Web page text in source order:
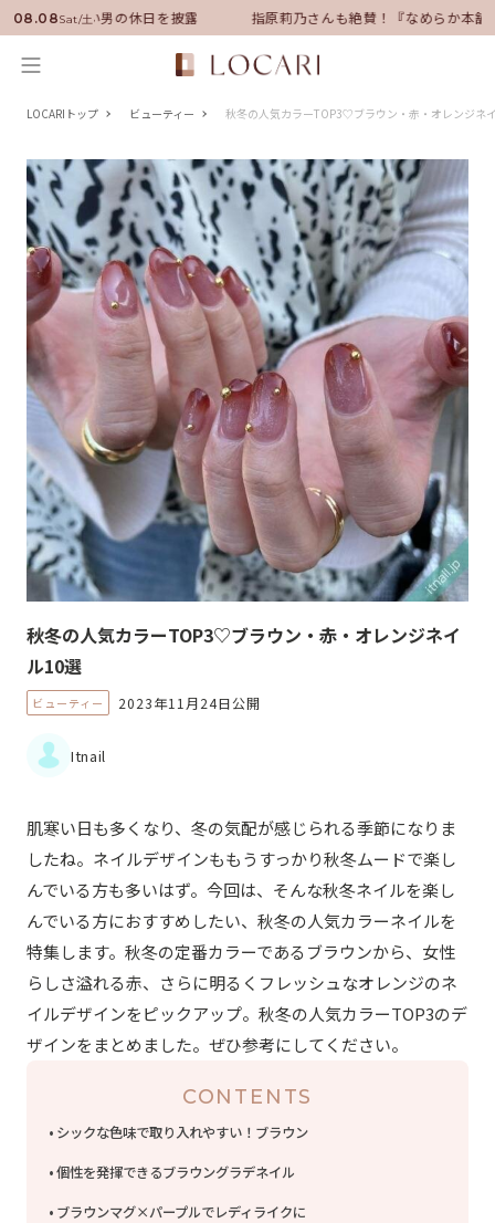
08.08Sat/土
に就任！いい男の休日を披露 指原莉乃さんも絶賛！『なめらか本舗
LOCARIトップ ビューティー 秋冬の人気カラーTOP3♡ブラウン・赤・オレンジネ
秋冬の人気カラーTOP3♡ブラウン・赤・オレンジネイ
ル10選
ビューティー 2023年11月24日公開
Itnail
肌寒い日も多くなり、冬の気配が感じられる季節になりま
したね。ネイルデザインももうすっかり秋冬ムードで楽し
んでいる方も多いはず。今回は、そんな秋冬ネイルを楽し
んでいる方におすすめしたい、秋冬の人気カラーネイルを
特集します。秋冬の定番カラーであるブラウンから、女性
らしさ溢れる赤、さらに明るくフレッシュなオレンジのネ
イルデザインをピックアップ。秋冬の人気カラーTOP3のデ
ザインをまとめました。ぜひ参考にしてください。
CONTENTS
シックな色味で取り入れやすい！ブラウン
個性を発揮できるブラウングラデネイル
ブラウンマグ×パープルでレディライクに